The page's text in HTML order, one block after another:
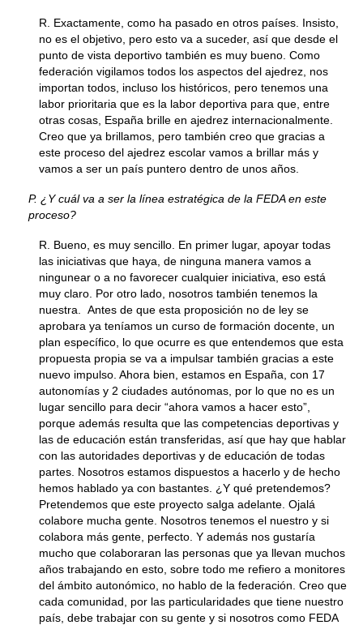
R. Exactamente, como ha pasado en otros países. Insisto,
no es el objetivo, pero esto va a suceder, así que desde el
punto de vista deportivo también es muy bueno. Como
federación vigilamos todos los aspectos del ajedrez, nos
importan todos, incluso los históricos, pero tenemos una
labor prioritaria que es la labor deportiva para que, entre
otras cosas, España brille en ajedrez internacionalmente.
Creo que ya brillamos, pero también creo que gracias a
este proceso del ajedrez escolar vamos a brillar más y
vamos a ser un país puntero dentro de unos años.
P. ¿Y cuál va a ser la línea estratégica de la FEDA en este
proceso?
R. Bueno, es muy sencillo. En primer lugar, apoyar todas
las iniciativas que haya, de ninguna manera vamos a
ningunear o a no favorecer cualquier iniciativa, eso está
muy claro. Por otro lado, nosotros también tenemos la
nuestra. Antes de que esta proposición no de ley se
aprobara ya teníamos un curso de formación docente, un
plan específico, lo que ocurre es que entendemos que esta
propuesta propia se va a impulsar también gracias a este
nuevo impulso. Ahora bien, estamos en España, con 17
autonomías y 2 ciudades autónomas, por lo que no es un
lugar sencillo para decir “ahora vamos a hacer esto”,
porque además resulta que las competencias deportivas y
las de educación están transferidas, así que hay que hablar
con las autoridades deportivas y de educación de todas
partes. Nosotros estamos dispuestos a hacerlo y de hecho
hemos hablado ya con bastantes. ¿Y qué pretendemos?
Pretendemos que este proyecto salga adelante. Ojalá
colabore mucha gente. Nosotros tenemos el nuestro y si
colabora más gente, perfecto. Y además nos gustaría
mucho que colaboraran las personas que ya llevan muchos
años trabajando en esto, sobre todo me refiero a monitores
del ámbito autonómico, no hablo de la federación. Creo que
cada comunidad, por las particularidades que tiene nuestro
país, debe trabajar con su gente y si nosotros como FEDA